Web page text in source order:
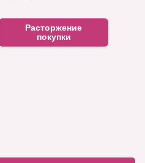
Расторжение
покупки